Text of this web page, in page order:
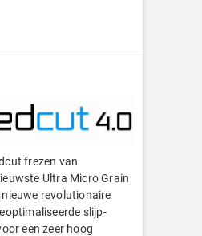
frezen van
Ultra Micro Grain
revolutionaire
slijp-
een zeer hoog